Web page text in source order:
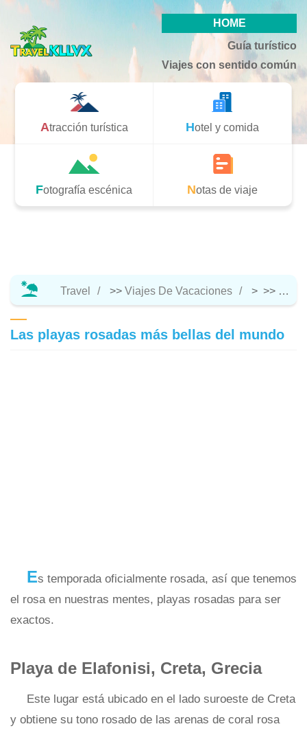
HOME
Guía turístico
Viajes con sentido común
Atracción turística Hotel y comida
Fotografía escénica Notas de viaje
Travel >> Viajes De Vacaciones > >>
Las playas rosadas más bellas del mundo
Es temporada oficialmente rosada, así que tenemos
el rosa en nuestras mentes, playas rosadas para ser
exactos.
Playa de Elafonisi, Creta, Grecia
Este lugar está ubicado en el lado suroeste de Creta
y obtiene su tono rosado de las arenas de coral rosa